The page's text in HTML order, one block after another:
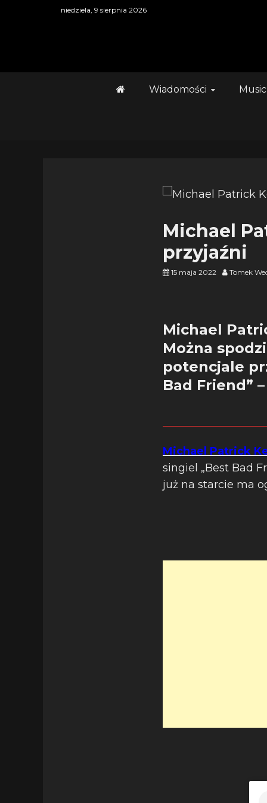
niedziela, 9 sierpnia 2026
Wiadomości
Michael
przyjaźni
15 maja 2022 Tomek
Michael
Można
potencjale
Bad Friend”
Michael Patrick
singiel „Best Bad
już na starcie ma